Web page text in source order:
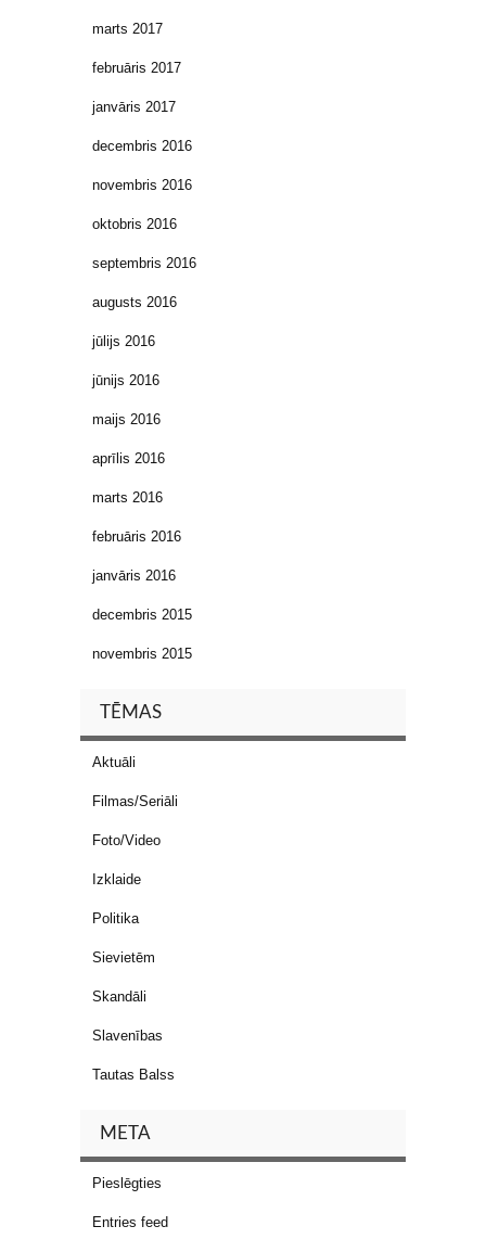
marts 2017
februāris 2017
janvāris 2017
decembris 2016
novembris 2016
oktobris 2016
septembris 2016
augusts 2016
jūlijs 2016
jūnijs 2016
maijs 2016
aprīlis 2016
marts 2016
februāris 2016
janvāris 2016
decembris 2015
novembris 2015
TĒMAS
Aktuāli
Filmas/Seriāli
Foto/Video
Izklaide
Politika
Sievietēm
Skandāli
Slavenības
Tautas Balss
META
Pieslēgties
Entries feed